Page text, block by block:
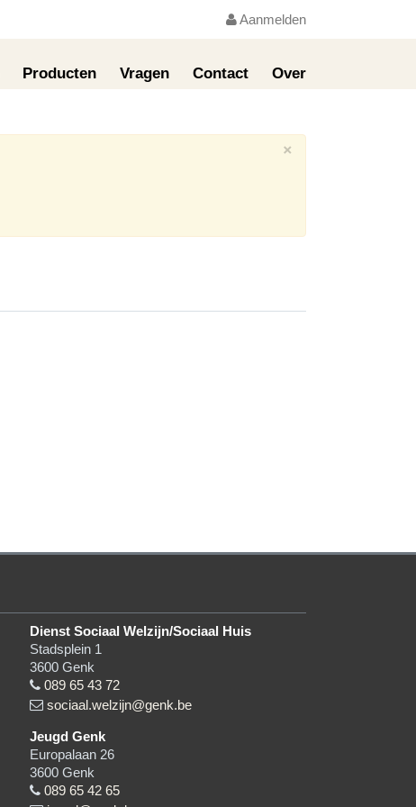
Aanmelden
Producten Vragen Contact Over
×
Dienst Sociaal Welzijn/Sociaal Huis
Stadsplein 1
3600Genk
089 65 43 72
sociaal.welzijn@genk.be
Jeugd Genk
Europalaan 26
3600Genk
089 65 42 65